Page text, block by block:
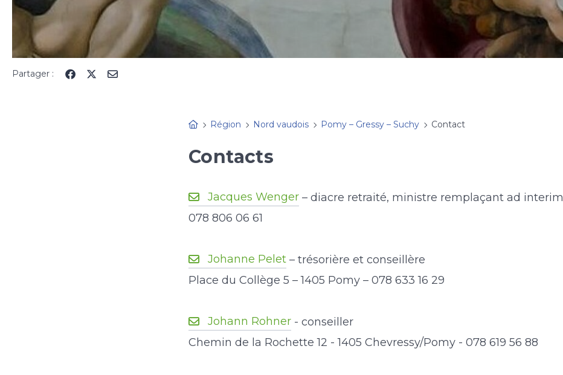
Partager :
Région Nord vaudois Pomy – Gressy – Suchy Contact
Contacts
Jacques Wenger – diacre retraité, ministre remplaçant ad interim
078 806 06 61
Johanne Pelet – trésorière et conseillère
Place du Collège 5 – 1405 Pomy – 078 633 16 29
Johann Rohner - conseiller
Chemin de la Rochette 12 - 1405 Chevressy/Pomy - 078 619 56 88